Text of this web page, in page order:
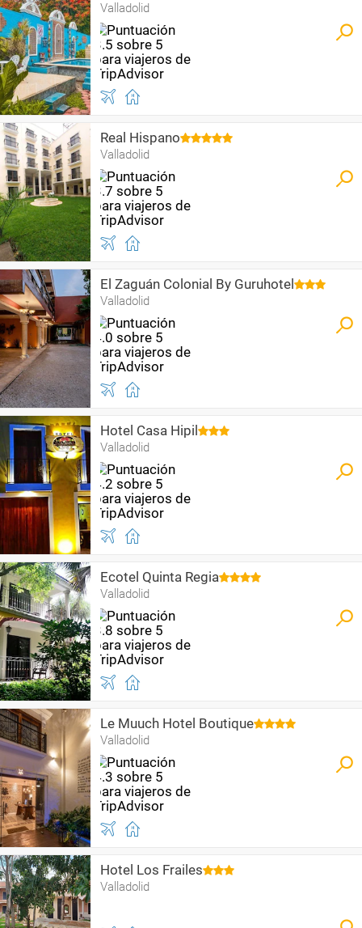
Valladolid
Real Hispano
Valladolid
El Zaguán Colonial By Guruhotel
Valladolid
Hotel Casa Hipil
Valladolid
Ecotel Quinta Regia
Valladolid
Le Muuch Hotel Boutique
Valladolid
Hotel Los Frailes
Valladolid